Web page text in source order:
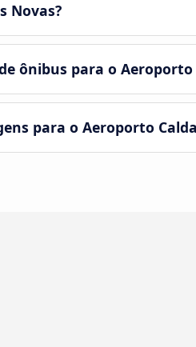
Novas?
ônibus para o Aeroporto
para o Aeroporto